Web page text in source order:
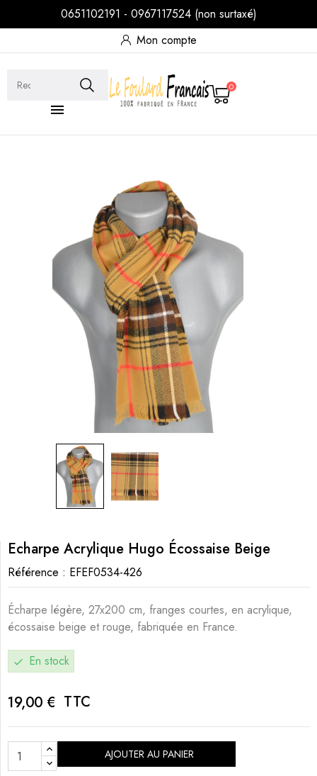
0651102191 - 0967117524 (non surtaxé)
Mon compte

0
Echarpe Acrylique Hugo Écossaise Beige
Référence : EFEF0534-426
Écharpe légère, 27x200 cm, franges courtes, en acrylique,
écossaise beige et rouge, fabriquée en France.
check En stock
19,00 € TTC
AJOUTER AU PANIER